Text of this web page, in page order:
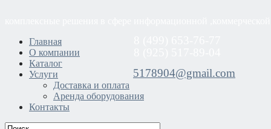
5178904@gmail.com
Главная
О компании
Каталог
Услуги
Доставка и оплата
Аренда оборудования
Контакты